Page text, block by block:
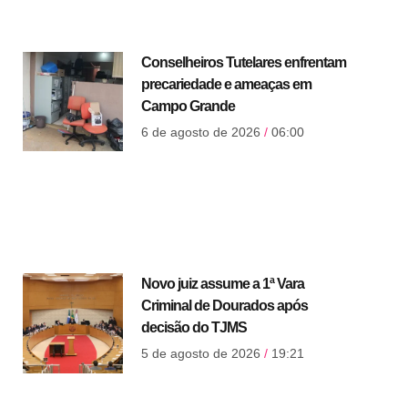
Conselheiros Tutelares enfrentam
precariedade e ameaças em
Campo Grande
6 de agosto de 2026 06:00
Novo juiz assume a 1ª Vara
Criminal de Dourados após
decisão do TJMS
5 de agosto de 2026 19:21